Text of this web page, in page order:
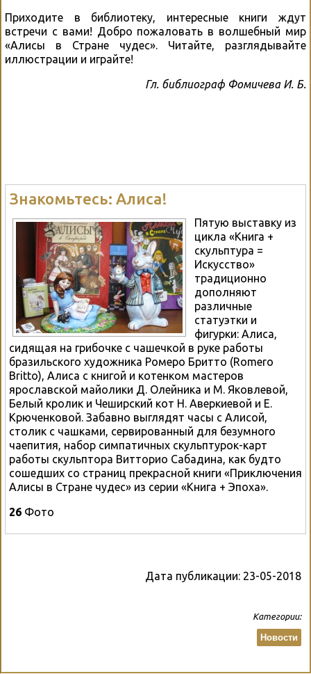
Приходите в библиотеку, интересные книги ждут
встречи с вами! Добро пожаловать в волшебный мир
«Алисы в Стране чудес». Читайте, разглядывайте
иллюстрации и играйте!
Гл. библиограф Фомичева И. Б.
Знакомьтесь: Алиса!
Пятую выставку из
цикла «Книга +
скульптура =
Искусство»
традиционно
дополняют
различные
статуэтки и
фигурки: Алиса,
сидящая на грибочке с чашечкой в руке работы
бразильского художника Ромеро Бритто (Romero
Britto), Алиса с книгой и котенком мастеров
ярославской майолики Д. Олейника и М. Яковлевой,
Белый кролик и Чеширский кот Н. Аверкиевой и Е.
Крюченковой. Забавно выглядят часы с Алисой,
столик с чашками, сервированный для безумного
чаепития, набор симпатичных скульптурок-карт
работы скульптора Витторио Сабадина, как будто
сошедших со страниц прекрасной книги «Приключения
Алисы в Стране чудес» из серии «Книга + Эпоха».
26 Фото
Дата публикации: 23-05-2018
Категории:
Новости